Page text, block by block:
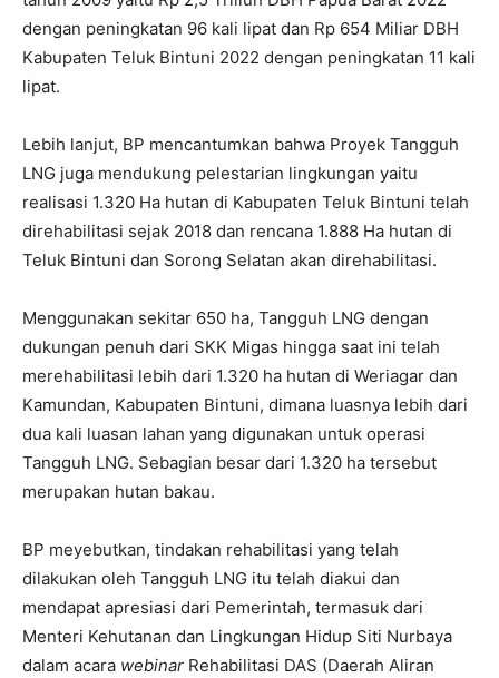
dengan peningkatan 96 kali lipat dan Rp 654 Miliar DBH
Kabupaten Teluk Bintuni 2022 dengan peningkatan 11 kali
lipat.
Lebih lanjut, BP mencantumkan bahwa Proyek Tangguh
LNG juga mendukung pelestarian lingkungan yaitu
realisasi 1.320 Ha hutan di Kabupaten Teluk Bintuni telah
direhabilitasi sejak 2018 dan rencana 1.888 Ha hutan di
Teluk Bintuni dan Sorong Selatan akan direhabilitasi.
Menggunakan sekitar 650 ha, Tangguh LNG dengan
dukungan penuh dari SKK Migas hingga saat ini telah
merehabilitasi lebih dari 1.320 ha hutan di Weriagar dan
Kamundan, Kabupaten Bintuni, dimana luasnya lebih dari
dua kali luasan lahan yang digunakan untuk operasi
Tangguh LNG. Sebagian besar dari 1.320 ha tersebut
merupakan hutan bakau.
BP meyebutkan, tindakan rehabilitasi yang telah
dilakukan oleh Tangguh LNG itu telah diakui dan
mendapat apresiasi dari Pemerintah, termasuk dari
Menteri Kehutanan dan Lingkungan Hidup Siti Nurbaya
dalam acara webinar Rehabilitasi DAS (Daerah Aliran